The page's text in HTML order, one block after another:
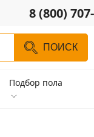
8 (800)
ПОИСК
Подбор пола